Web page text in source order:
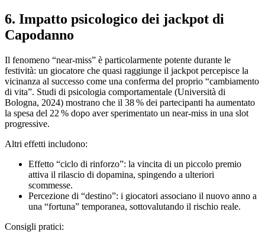
6. Impatto psicologico dei jackpot di
Capodanno
Il fenomeno “near‑miss” è particolarmente potente durante le
festività: un giocatore che quasi raggiunge il jackpot percepisce la
vicinanza al successo come una conferma del proprio “cambiamento
di vita”. Studi di psicologia comportamentale (Università di
Bologna, 2024) mostrano che il 38 % dei partecipanti ha aumentato
la spesa del 22 % dopo aver sperimentato un near‑miss in una slot
progressive.
Altri effetti includono:
Effetto “ciclo di rinforzo”: la vincita di un piccolo premio
attiva il rilascio di dopamina, spingendo a ulteriori
scommesse.
Percezione di “destino”: i giocatori associano il nuovo anno a
una “fortuna” temporanea, sottovalutando il rischio reale.
Consigli pratici: